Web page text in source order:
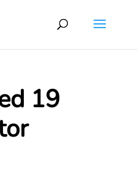
19